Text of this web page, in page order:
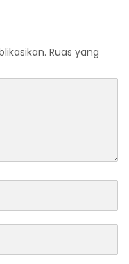
Ruas yang